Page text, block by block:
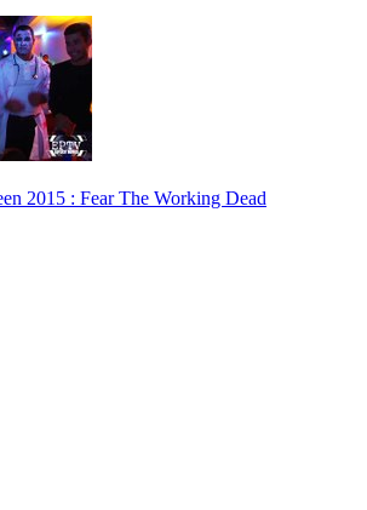
2015 : Fear The Working Dead